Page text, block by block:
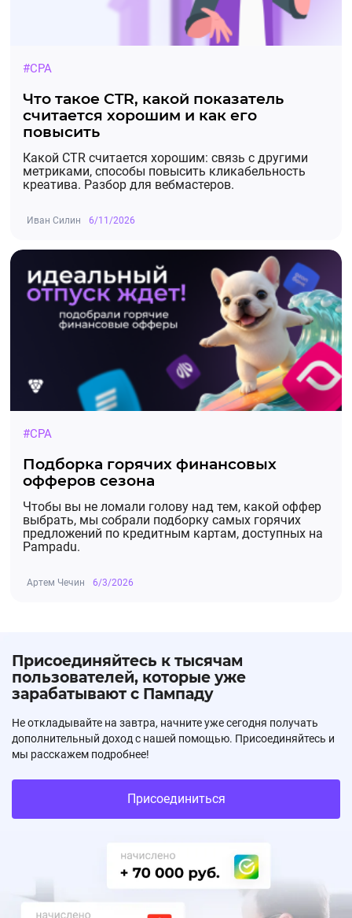
#CPA
Что такое CTR, какой показатель
считается хорошим и как его
повысить
Какой CTR считается хорошим: связь с другими
метриками, способы повысить кликабельность
креатива. Разбор для вебмастеров.
Иван Силин 6/11/2026
#CPA
Подборка горячих финансовых
офферов сезона
Чтобы вы не ломали голову над тем, какой оффер
выбрать, мы собрали подборку самых горячих
предложений по кредитным картам, доступных на
Pampadu.
Артем Чечин 6/3/2026
Присоединяйтесь к тысячам
пользователей, которые уже
зарабатывают с Пампаду
Не откладывайте на завтра, начните уже сегодня получать
дополнительный доход с нашей помощью. Присоединяйтесь и
мы расскажем подробнее!
Присоединиться